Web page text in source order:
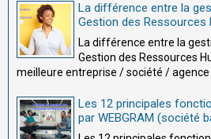
La différence entre la
Gestion des Ressources
La différence entre la
Gestion des Ressources
meilleure entreprise / société / agence
Les 12 principales
par WEBGRAM (société